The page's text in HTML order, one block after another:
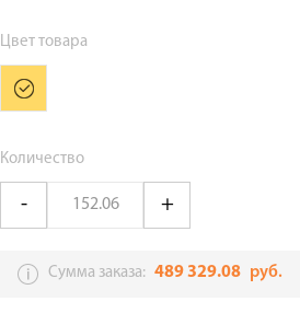
Цвет товара
Количество
Сумма заказа: 489 329.08руб.